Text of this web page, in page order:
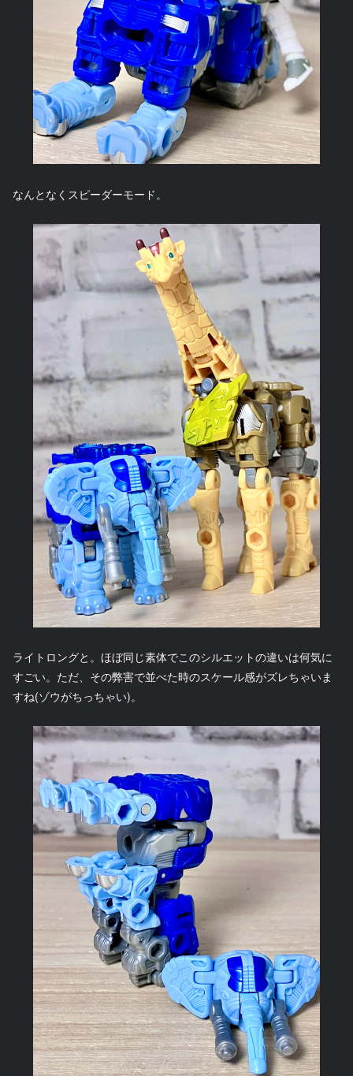
なんとなくスピーダーモード。
ライトロングと。ほぼ同じ素体でこのシルエットの違いは何気に
すごい。ただ、その弊害で並べた時のスケール感がズレちゃいま
すね(ゾウがちっちゃい)。